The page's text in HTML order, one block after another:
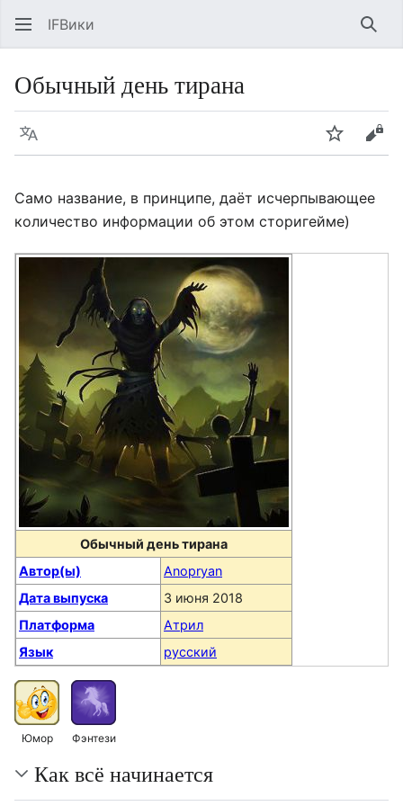
IFВики
Обычный день тирана
Язык Следить
Само название, в принципе, даёт исчерпывающее
количество информации об этом сторигейме)
Обычный день тирана
Автор(ы)
Anopryan
Дата выпуска
3 июня 2018
Платформа
Атрил
Язык
русский
Юмор Фэнтези
Как всё начинается